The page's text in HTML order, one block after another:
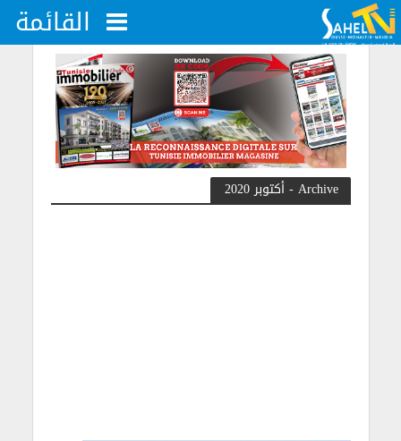
القائمة
Archive - أكتوبر 2020